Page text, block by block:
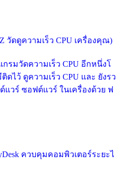
วัดดูความเร็ว CPU เครื่องคุณ)
รมวัดความเร็ว CPU อีกหนึ่งโ
ไว้ ดูความเร็ว CPU และ ยังรว
แวร์ ซอฟต์แวร์ ในเครื่องด้วย ฟ
ควบคุมคอมพิวเตอร์ระยะไ